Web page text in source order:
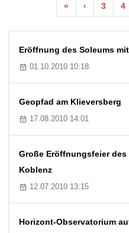
« ‹ 3 4
Eröffnung des Soleums
01.10.2010 10:18
Geopfad am Klieversberg
17.08.2010 14:01
Große Eröffnungsfeier
Koblenz
12.07.2010 13:15
Horizont-Observatorium